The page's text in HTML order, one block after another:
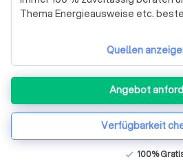
Thema Energieausweise etc.
Quellen
Angebot
Verfügbarkeit
check 100%